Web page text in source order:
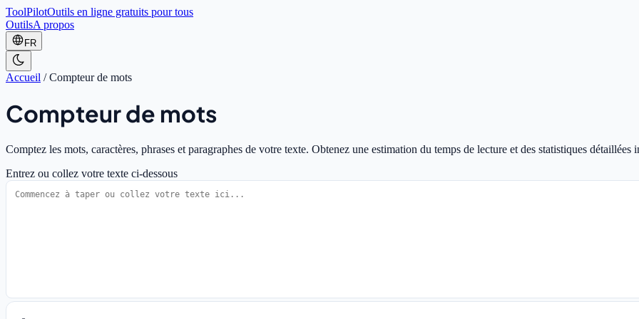
ToolPilotOutils en ligne gratuits pour tous
OutilsA propos
FR
Accueil /Compteur de mots
Compteur de mots
Comptez les mots, caractères, phrases et paragraphes de votre texte. Obtenez une estimation du temps de lecture et des statistiques détaillées
Entrez ou collez votre texte ci-dessous